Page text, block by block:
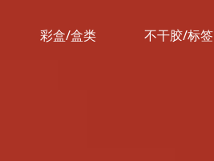
彩盒/盒类 不干胶/标签